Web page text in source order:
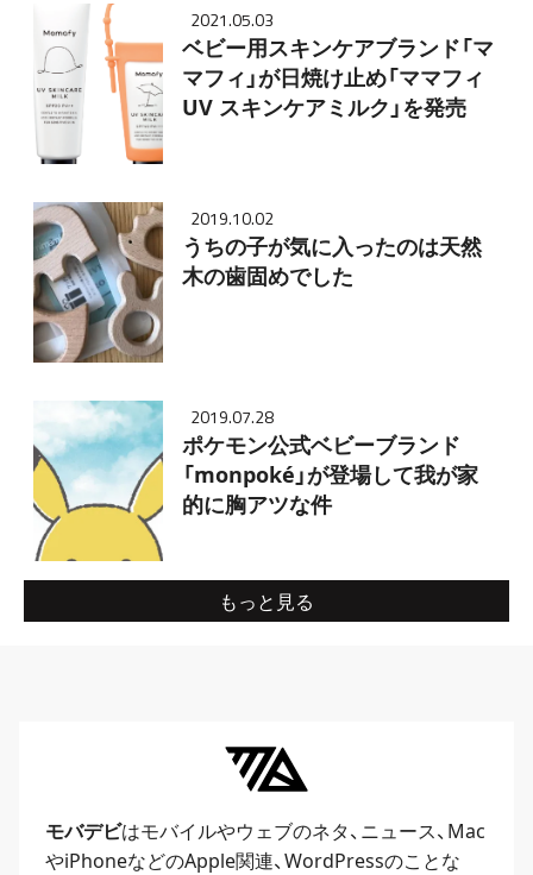
2021.05.03
ベビー用スキンケアブランド「マ
マフィ」が日焼け止め「ママフィ
UV スキンケアミルク」を発売
2019.10.02
うちの子が気に入ったのは天然
木の歯固めでした
2019.07.28
ポケモン公式ベビーブランド
「monpoké」が登場して我が家
的に胸アツな件
もっと見る
モバデビはモバイルやウェブのネタ、 ニュース、 Mac
やiPhoneなどのApple関連、WordPressのことな